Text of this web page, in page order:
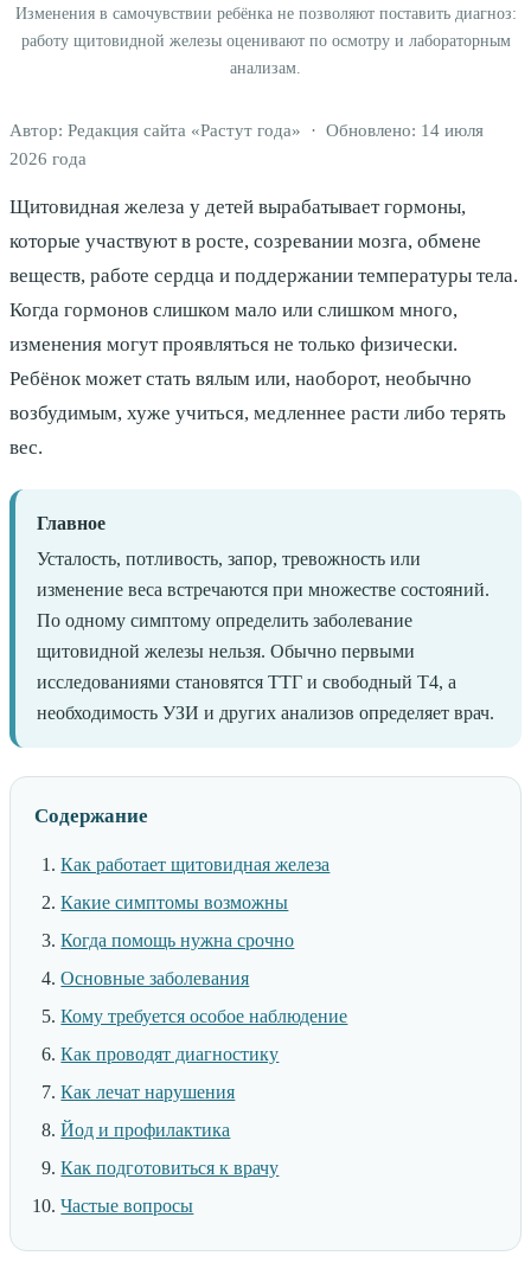
Изменения в самочувствии ребёнка не позволяют поставить диагноз:
работу щитовидной железы оценивают по осмотру и лабораторным
анализам.
Автор: Редакция сайта «Растут года» · Обновлено: 14 июля
2026 года
Щитовидная железа у детей вырабатывает гормоны,
которые участвуют в росте, созревании мозга, обмене
веществ, работе сердца и поддержании температуры тела.
Когда гормонов слишком мало или слишком много,
изменения могут проявляться не только физически.
Ребёнок может стать вялым или, наоборот, необычно
возбудимым, хуже учиться, медленнее расти либо терять
вес.
Главное
Усталость, потливость, запор, тревожность или
изменение веса встречаются при множестве состояний.
По одному симптому определить заболевание
щитовидной железы нельзя. Обычно первыми
исследованиями становятся ТТГ и свободный Т4, а
необходимость УЗИ и других анализов определяет врач.
Содержание
Как работает щитовидная железа
Какие симптомы возможны
Когда помощь нужна срочно
Основные заболевания
Кому требуется особое наблюдение
Как проводят диагностику
Как лечат нарушения
Йод и профилактика
Как подготовиться к врачу
Частые вопросы